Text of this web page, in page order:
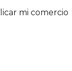
mi comercio